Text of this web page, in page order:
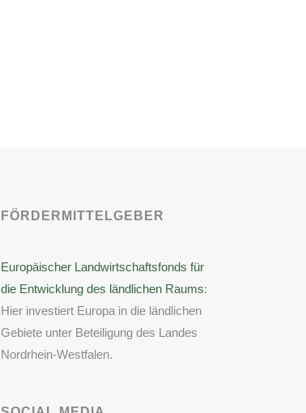
FÖRDERMITTELGEBER
Europäischer Landwirtschaftsfonds für
die Entwicklung des ländlichen Raums:
Hier investiert Europa in die ländlichen
Gebiete unter Beteiligung des Landes
Nordrhein-Westfalen.